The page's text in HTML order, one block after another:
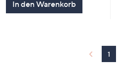
In den Warenkorb
1